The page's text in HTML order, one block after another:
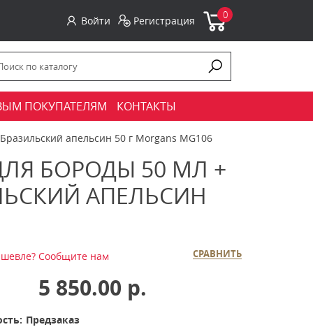
Войти Регистрация 0
ПОКУПАТЕЛЯМ КОНТАКТЫ
апельсин 50 г Morgans MG106
БОРОДЫ 50 МЛ +
АПЕЛЬСИН
СРАВНИТЬ
Сообщите нам
5 850.00 р.
Предзаказ